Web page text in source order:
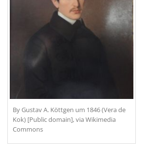
By Gustav A. Köttgen um 1846 (Vera de
Kok) [Public domain], via Wikimedia
Commons